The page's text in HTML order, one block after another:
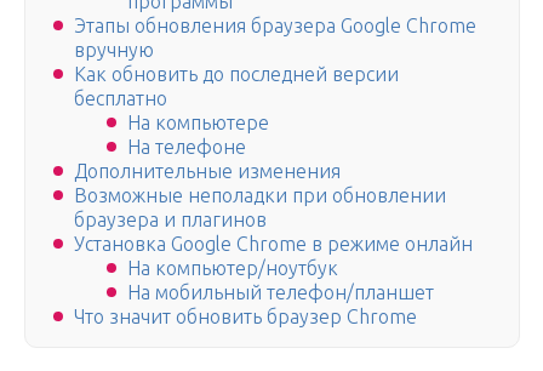
Этапы обновления браузера Google Chrome
вручную
Как обновить до последней версии
бесплатно
На компьютере
На телефоне
Дополнительные изменения
Возможные неполадки при обновлении
браузера и плагинов
Установка Google Chrome в режиме онлайн
На компьютер/ноутбук
На мобильный телефон/планшет
Что значит обновить браузер Chrome